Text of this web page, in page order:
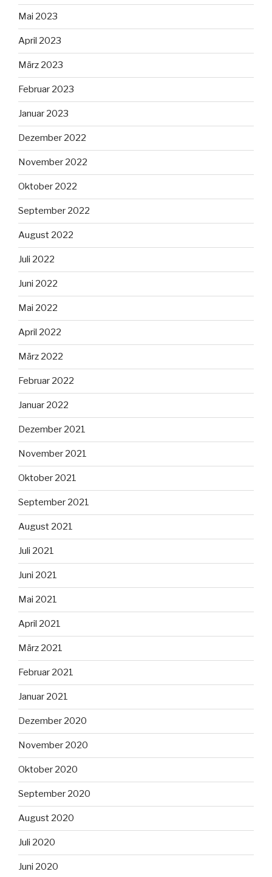
Mai 2023
April 2023
März 2023
Februar 2023
Januar 2023
Dezember 2022
November 2022
Oktober 2022
September 2022
August 2022
Juli 2022
Juni 2022
Mai 2022
April 2022
März 2022
Februar 2022
Januar 2022
Dezember 2021
November 2021
Oktober 2021
September 2021
August 2021
Juli 2021
Juni 2021
Mai 2021
April 2021
März 2021
Februar 2021
Januar 2021
Dezember 2020
November 2020
Oktober 2020
September 2020
August 2020
Juli 2020
Juni 2020